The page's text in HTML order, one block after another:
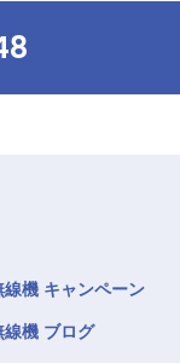
線機 キャンペーン
線機 ブログ